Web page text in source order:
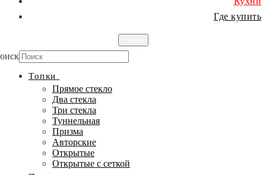
Где купить
Топки
Прямое стекло
Два стекла
Три стекла
Туннельная
Призма
Авторские
Открытые
Открытые с сеткой